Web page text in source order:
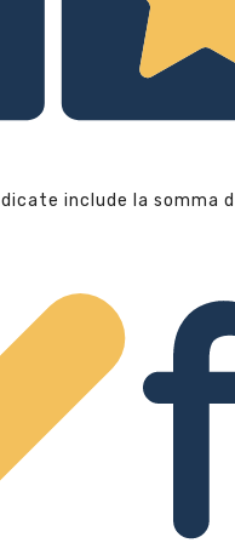
include la somma